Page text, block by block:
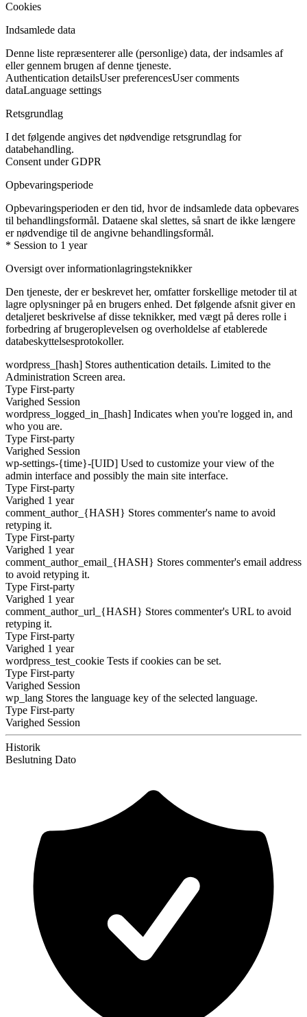
Cookies
Indsamlede data
Denne liste repræsenterer alle (personlige) data, der indsamles af
eller gennem brugen af denne tjeneste.
Authentication detailsUser preferencesUser comments
dataLanguage settings
Retsgrundlag
I det følgende angives det nødvendige retsgrundlag for
databehandling.
Consent under GDPR
Opbevaringsperiode
Opbevaringsperioden er den tid, hvor de indsamlede data opbevares
til behandlingsformål. Dataene skal slettes, så snart de ikke længere
er nødvendige til de angivne behandlingsformål.
* Session to 1 year
Oversigt over informationlagringsteknikker
Den tjeneste, der er beskrevet her, omfatter forskellige metoder til at
lagre oplysninger på en brugers enhed. Det følgende afsnit giver en
detaljeret beskrivelse af disse teknikker, med vægt på deres rolle i
forbedring af brugeroplevelsen og overholdelse af etablerede
databeskyttelsesprotokoller.
wordpress_[hash] Stores authentication details. Limited to the
Administration Screen area.
Type First-party
Varighed Session
wordpress_logged_in_[hash] Indicates when you're logged in, and
who you are.
Type First-party
Varighed Session
wp-settings-{time}-[UID] Used to customize your view of the
admin interface and possibly the main site interface.
Type First-party
Varighed 1 year
comment_author_{HASH} Stores commenter's name to avoid
retyping it.
Type First-party
Varighed 1 year
comment_author_email_{HASH} Stores commenter's email address
to avoid retyping it.
Type First-party
Varighed 1 year
comment_author_url_{HASH} Stores commenter's URL to avoid
retyping it.
Type First-party
Varighed 1 year
wordpress_test_cookie Tests if cookies can be set.
Type First-party
Varighed Session
wp_lang Stores the language key of the selected language.
Type First-party
Varighed Session
Historik
Beslutning Dato